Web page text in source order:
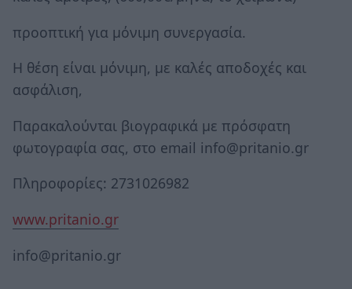
προοπτική για μόνιμη συνεργασία.
Η θέση είναι μόνιμη, με καλές αποδοχές και
ασφάλιση,
Παρακαλούνται βιογραφικά με πρόσφατη
φωτογραφία σας, στο email info@pritanio.gr
Πληροφορίες: 2731026982
www.pritanio.gr
info@pritanio.gr